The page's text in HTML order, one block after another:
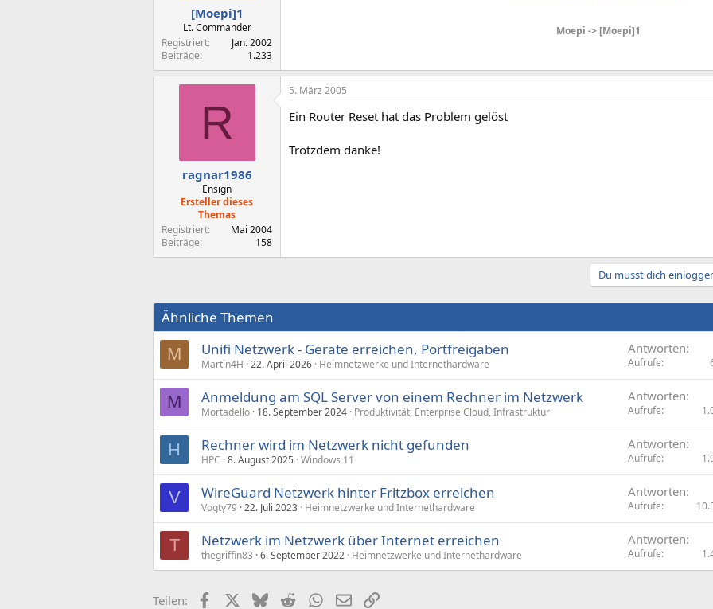
[Moepi]1
Lt. Commander
Registriert
Jan. 2002
Beiträge
1.233
Moepi -> [Moepi]1
R
ragnar1986
Ensign
Ersteller dieses
Themas
Registriert
Mai 2004
Beiträge
158
5. März 2005
Ein Router Reset hat das Problem gelöst
Trotzdem danke!
Du musst dich
Ähnliche Themen
M Unifi Netzwerk - Geräte erreichen, Portfreigaben
Martin4H 22. April 2026 Heimnetzwerke und Internethardware
Antworten
Aufrufe
M Anmeldung am SQL Server von einem Rechner im Netzwerk
Mortadello 18. September 2024 Produktivität, Enterprise Cloud, Infrastruktur
Antworten
Aufrufe
H Rechner wird im Netzwerk nicht gefunden
HPC 8. August 2025 Windows 11
Antworten
Aufrufe
V WireGuard Netzwerk hinter Fritzbox erreichen
Vogty79 22. Juli 2023 Heimnetzwerke und Internethardware
Antworten
Aufrufe
T Netzwerk im Netzwerk über Internet erreichen
thegriffin83 6. September 2022 Heimnetzwerke und Internethardware
Antworten
Aufrufe
Teilen: FacebookX (Twitter)
BlueskyRedditWhatsApp
E-MailLink